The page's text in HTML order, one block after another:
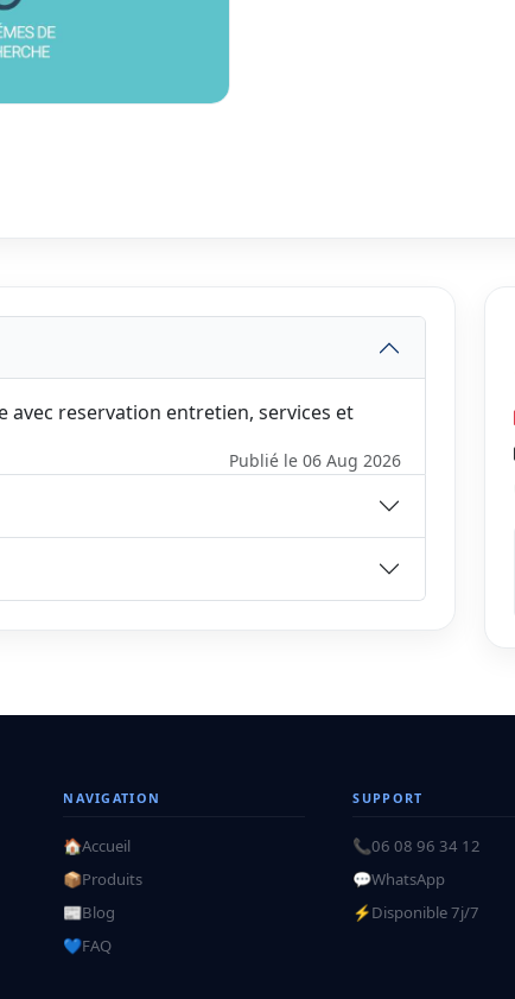
avec reservation entretien, services et
Publié le 06 Aug 2026
NAVIGATION
🏠Accueil
📦Produits
📰Blog
💙FAQ
SUPPORT
📞06 08 96 34 12
💬WhatsApp
⚡Disponible 7j/7